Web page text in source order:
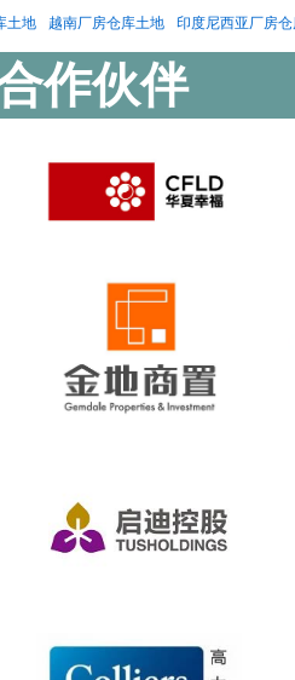
土地 越南厂房仓库土地 印度尼西亚厂房
作伙伴